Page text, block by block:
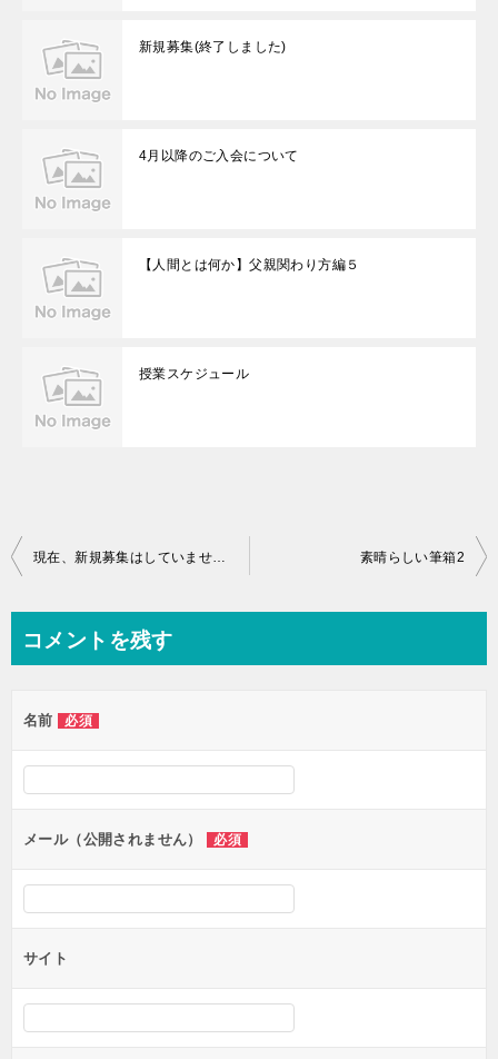
新規募集(終了しました)
4月以降のご入会について
【人間とは何か】父親関わり方編５
授業スケジュール
投
ビ
ー
シ
ン
現在、新規募集はしていません。 素晴らしい筆箱2
コメントを残す
名前 必須
メール（公開されません） 必須
サイト